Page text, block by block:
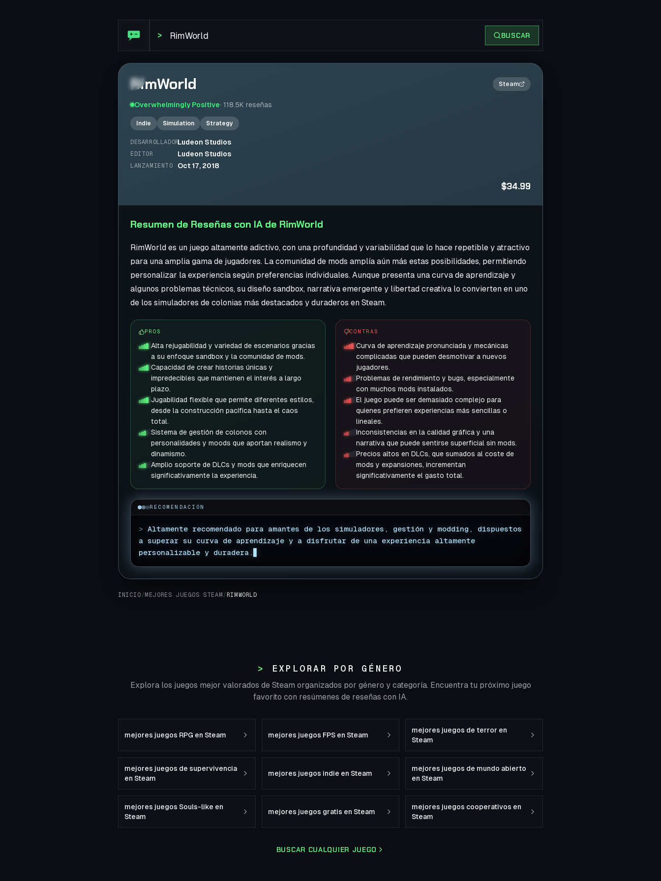
> BUSCAR
2×
RimWorld Steam
Overwhelmingly Positive· 118.5K reseñas
Indie Simulation Strategy
DESARROLLADORLudeon Studios
EDITOR Ludeon Studios
LANZAMIENTO Oct 17, 2018
$34.99
Resumen de Reseñas con IA de RimWorld
RimWorld es un juego altamente adictivo, con una profundidad y variabilidad que lo hace repetible y atractivo
para una amplia gama de jugadores. La comunidad de mods amplía aún más estas posibilidades, permitiendo
personalizar la experiencia según preferencias individuales. Aunque presenta una curva de aprendizaje y
algunos problemas técnicos, su diseño sandbox, narrativa emergente y libertad creativa lo convierten en uno
de los simuladores de colonias más destacados y duraderos en Steam.
PROS
Alta rejugabilidad y variedad de escenarios gracias
a su enfoque sandbox y la comunidad de mods.
Capacidad de crear historias únicas y
impredecibles que mantienen el interés a largo
plazo.
Jugabilidad flexible que permite diferentes estilos,
desde la construcción pacífica hasta el caos
total.
Sistema de gestión de colonos con
personalidades y moods que aportan realismo y
dinamismo.
Amplio soporte de DLCs y mods que enriquecen
significativamente la experiencia.
CONTRAS
Curva de aprendizaje pronunciada y mecánicas
complicadas que pueden desmotivar a nuevos
jugadores.
Problemas de rendimiento y bugs, especialmente
con muchos mods instalados.
El juego puede ser demasiado complejo para
quienes prefieren experiencias más sencillas o
lineales.
Inconsistencias en la calidad gráfica y una
narrativa que puede sentirse superficial sin mods.
Precios altos en DLCs, que sumados al coste de
mods y expansiones, incrementan
significativamente el gasto total.
RECOMENDACIÓN
> Altamente recomendado para amantes de los simuladores, gestión y modding, dispuestos
a superar su curva de aprendizaje y a disfrutar de una experiencia altamente
personalizable y duradera.
INICIO / MEJORES JUEGOS STEAM / RIMWORLD
EXPLORAR POR GÉNERO
Explora los juegos mejor valorados de Steam organizados por género y categoría. Encuentra tu próximo juego
favorito con resúmenes de reseñas con IA.
mejores juegos RPG en Steam mejores juegos FPS en Steam
mejores juegos de terror en
Steam
mejores juegos de supervivencia
en Steam
mejores juegos indie en Steam
mejores juegos de mundo abierto
en Steam
mejores juegos Souls-like en
Steam
mejores juegos gratis en Steam
mejores juegos cooperativos en
Steam
BUSCAR CUALQUIER JUEGO